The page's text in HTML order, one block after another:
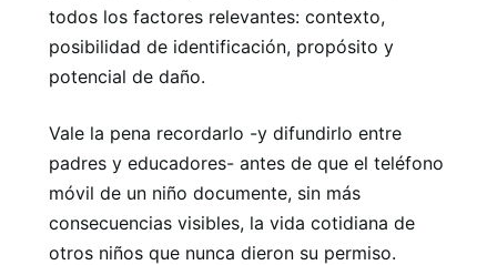
todos los factores relevantes: contexto,
posibilidad de identificación, propósito y
potencial de daño.
Vale la pena recordarlo -y difundirlo entre
padres y educadores- antes de que el teléfono
móvil de un niño documente, sin más
consecuencias visibles, la vida cotidiana de
otros niños que nunca dieron su permiso.